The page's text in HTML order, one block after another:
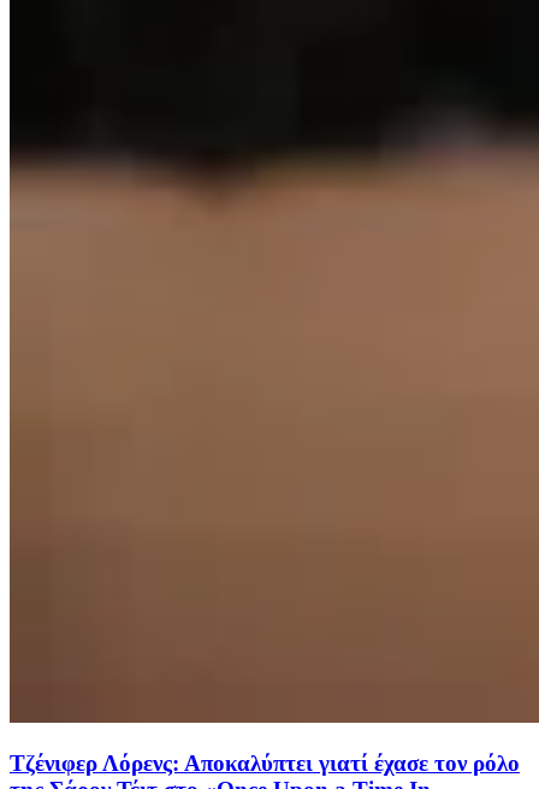
Τζένιφερ Λόρενς: Αποκαλύπτει γιατί έχασε τον ρόλο